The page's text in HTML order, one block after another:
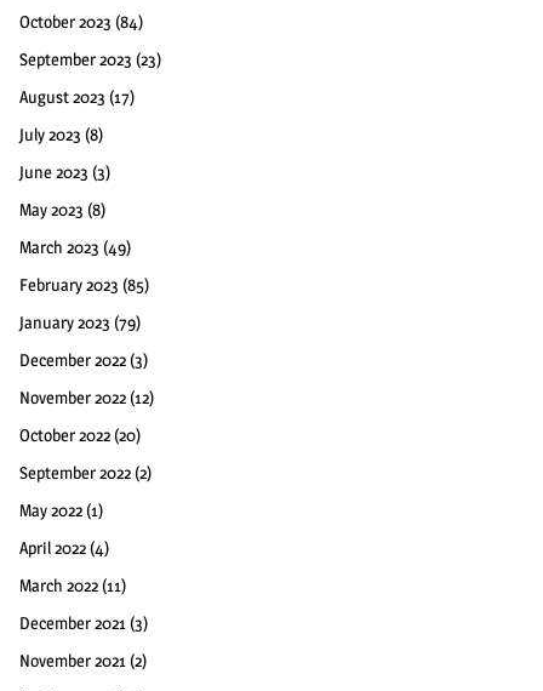
October 2023 (84)
September 2023 (23)
August 2023 (17)
July 2023 (8)
June 2023 (3)
May 2023 (8)
March 2023 (49)
February 2023 (85)
January 2023 (79)
December 2022 (3)
November 2022 (12)
October 2022 (20)
September 2022 (2)
May 2022 (1)
April 2022 (4)
March 2022 (11)
December 2021 (3)
November 2021 (2)